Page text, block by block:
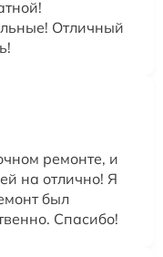
Отличный
ремонте, и
на отлично! Я
был
Спасибо!